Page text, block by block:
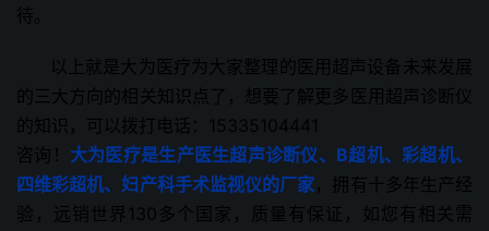
待。
以上就是大为医疗为大家整理的医用超声设备未来发展
的三大方向的相关知识点了，想要了解更多医用超声诊断仪
的知识，可以拨打电话：15335104441
咨询！ 大为医疗是生产医生超声诊断仪、B超机、彩超机、
四维彩超机、妇产科手术监视仪的厂家，拥有十多年生产经
验，远销世界130多个国家，质量有保证，如您有相关需